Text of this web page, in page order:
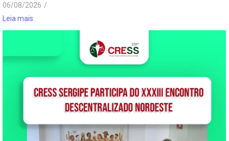
06/08/2026 /
Leia mais